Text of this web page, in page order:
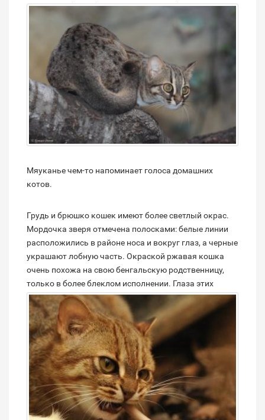
Мяуканье чем-то напоминает голоса домашних
котов.
Грудь и брюшко кошек имеют более светлый окрас.
Мордочка зверя отмечена полосками: белые линии
расположились в районе носа и вокруг глаз, а черные
украшают лобную часть. Окраской ржавая кошка
очень похожа на свою бенгальскую родственницу,
только в более блеклом исполнении. Глаза этих